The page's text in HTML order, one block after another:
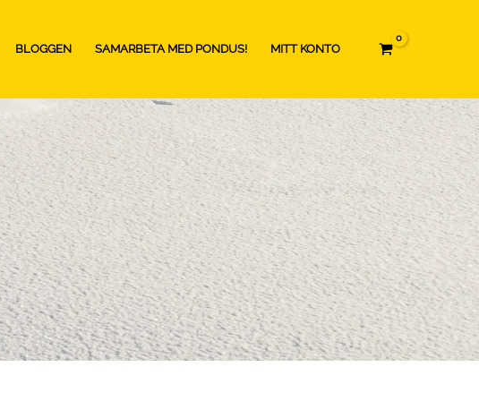
BLOGGEN SAMARBETA MED PONDUS! MITT KONTO